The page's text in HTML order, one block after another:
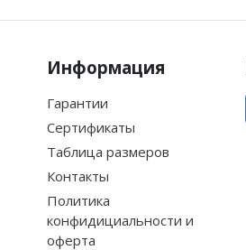
Информация
Гарантии
Сертификаты
Таблица размеров
Контакты
Политика
конфидициальности и
оферта